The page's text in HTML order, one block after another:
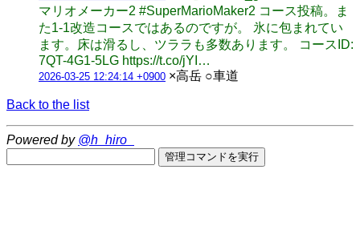
マリオメーカー2 #SuperMarioMaker2 コース投稿。ま
た1-1改造コースではあるのですが。 氷に包まれてい
ます。床は滑るし、ツララも多数あります。 コースID:
7QT-4G1-5LG https://t.co/jYI…
2026-03-25 12:24:14 +0900 ×高岳 ○車道
Back to the list
Powered by @h_hiro_